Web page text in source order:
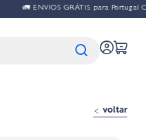
🚛 ENVIOS GRÁTIS para Portugal
voltar